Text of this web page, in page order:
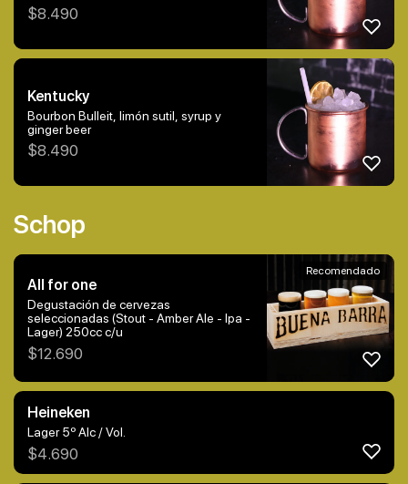
$8.490
Kentucky
Bourbon Bulleit, limón sutil, syrup y
ginger beer
$8.490
Schop
All for one
Degustación de cervezas
seleccionadas (Stout - Amber Ale - Ipa -
Lager) 250cc c/u
$12.690
Recomendado
Heineken
Lager 5º Alc / Vol.
$4.690